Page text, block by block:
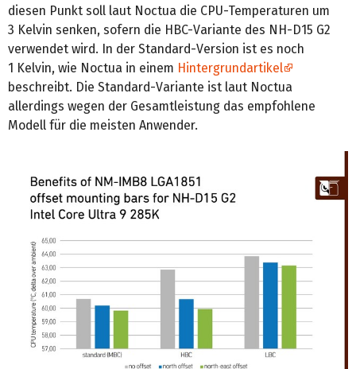
diesen Punkt soll laut Noctua die CPU-Temperaturen um
3 Kelvin senken, sofern die HBC-Variante des NH-D15 G2
verwendet wird. In der Standard-Version ist es noch
1 Kelvin, wie Noctua in einem Hintergrundartikel
beschreibt. Die Standard-Variante ist laut Noctua
allerdings wegen der Gesamt­leistung das empfohlene
Modell für die meisten Anwender.